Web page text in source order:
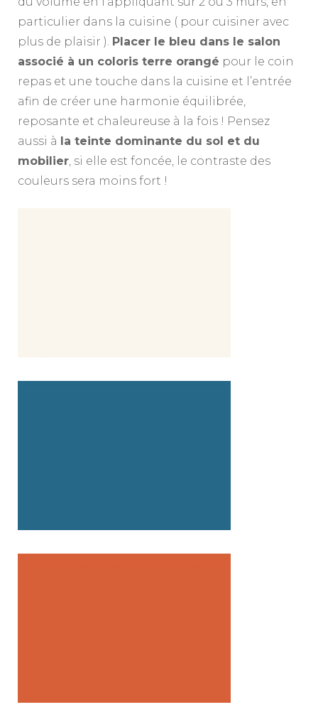
particulier dans la cuisine ( pour cuisiner avec
plus de plaisir ). Placer le bleu dans le salon
associé à un coloris terre orangé pour le coin
repas et une touche dans la cuisine et l’entrée
afin de créer une harmonie équilibrée,
reposante et chaleureuse à la fois ! Pensez
aussi à
la teinte dominante du sol et du
mobilier, si elle est foncée, le contraste des
couleurs sera moins fort !